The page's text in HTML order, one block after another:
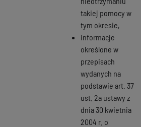
takiej pomocy w
tym okresie,
informacje
określone w
przepisach
wydanych na
podstawie art. 37
ust. 2a ustawy z
dnia 30 kwietnia
2004 r. o